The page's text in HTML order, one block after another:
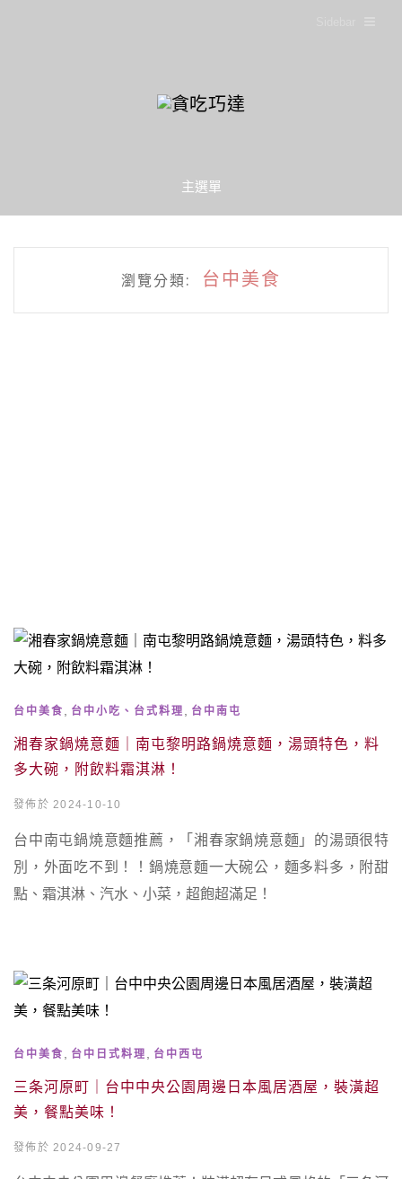
主選單
瀏覽分類: 台中美食
台中美食 台中小吃、台式料理 台中南屯
湘春家鍋燒意麵｜南屯黎明路鍋燒意麵，湯頭特色，料
多大碗，附飲料霜淇淋！
發佈於 2024-10-10
台中南屯鍋燒意麵推薦，「湘春家鍋燒意麵」的湯頭很特
別，外面吃不到！！鍋燒意麵一大碗公，麵多料多，附甜
點、霜淇淋、汽水、小菜，超飽超滿足！
台中美食 台中日式料理 台中西屯
三条河原町｜台中中央公園周邊日本風居酒屋，裝潢超
美，餐點美味！
發佈於 2024-09-27